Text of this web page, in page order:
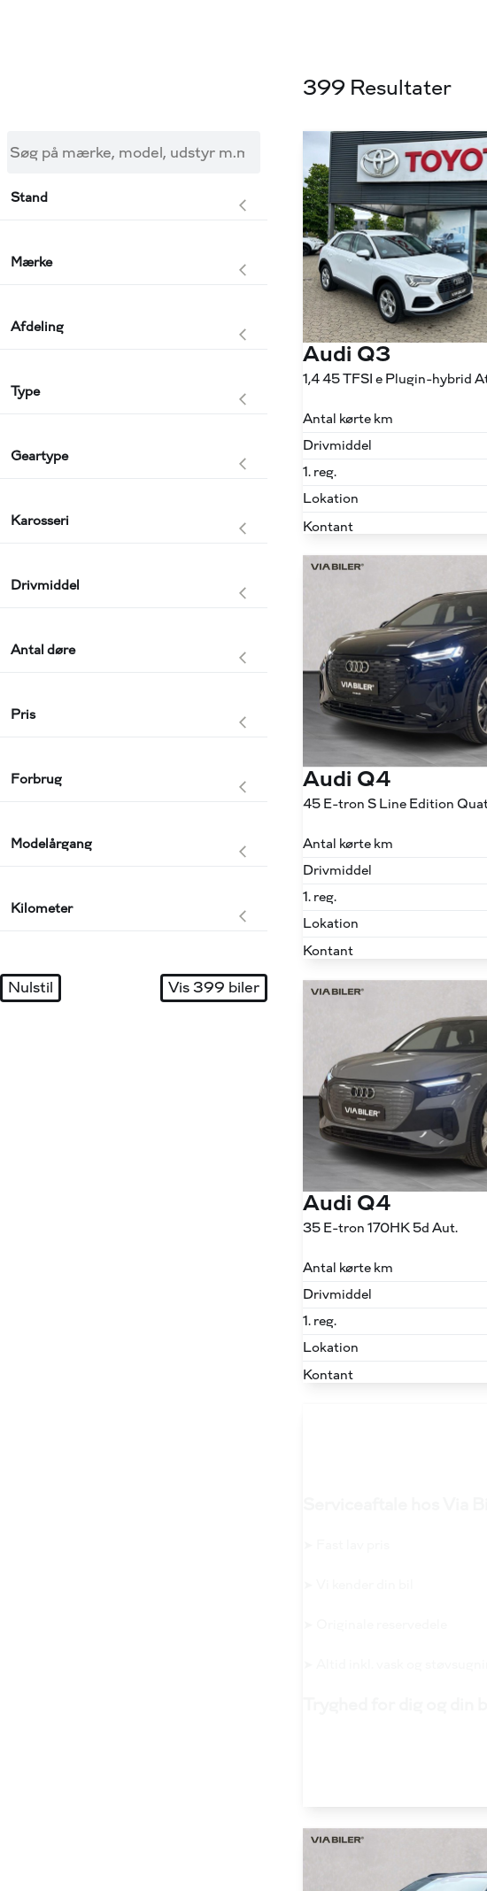
399 Resultater
Stand
Mærke
Afdeling
Type
Geartype
Karosseri
Drivmiddel
Antal døre
Pris
Forbrug
Modelårgang
Kilometer
Nulstil Vis 399 biler
Audi Q3
Antal kørte km
Drivmiddel
1. reg.
Lokation
Kontant
Audi Q4
Antal kørte km
Drivmiddel
1. reg.
Lokation
Kontant
Audi Q4
35 E-tron 170HK 5d Aut.
Antal kørte km
Drivmiddel
1. reg.
Lokation
Kontant